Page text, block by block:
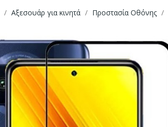
Αξεσουάρ για κινητά Προστασία Οθόνης